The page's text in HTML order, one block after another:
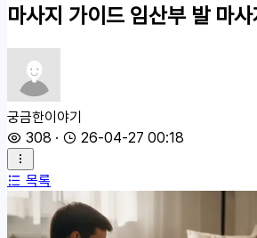
마사지 가이드 임산부 발 마
궁금한이야기
308 · 26-04-27 00:18
목록